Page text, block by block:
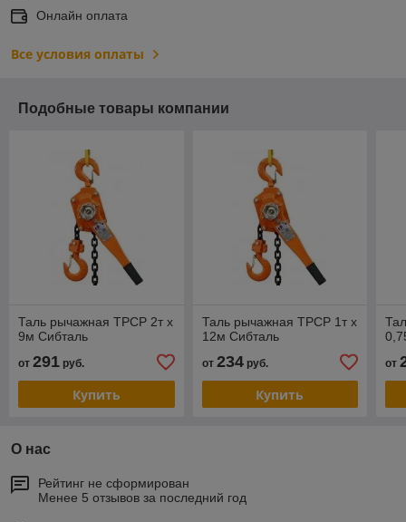
Онлайн оплата
Все условия оплаты
Подобные товары компании
Таль рычажная ТРСР 2т х
9м Сибталь
от 291 руб.
Купить
Таль рычажная ТРСР 1т х
12м Сибталь
от 234руб.
Купить
от
О нас
Рейтинг не сформирован
Менее 5 отзывов за последний год